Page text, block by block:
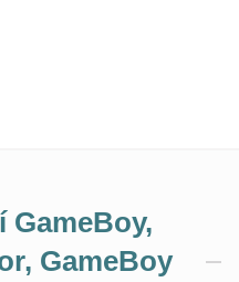
GameBoy,
GameBoy